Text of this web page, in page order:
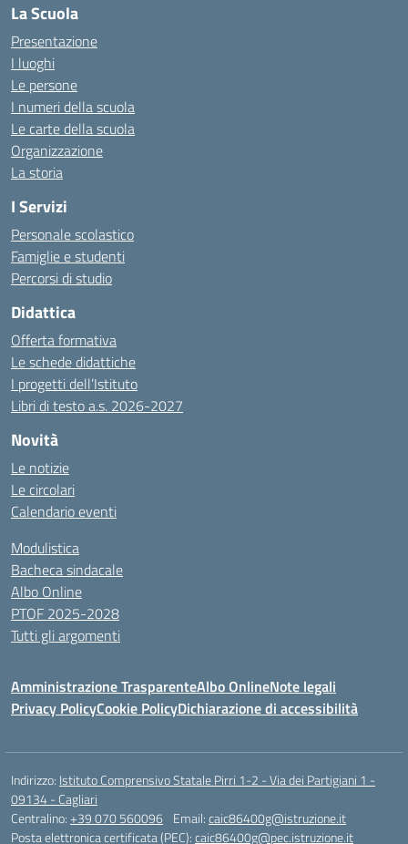
La Scuola
Presentazione
I luoghi
Le persone
I numeri della scuola
Le carte della scuola
Organizzazione
La storia
I Servizi
Personale scolastico
Famiglie e studenti
Percorsi di studio
Didattica
Offerta formativa
Le schede didattiche
I progetti dell’Istituto
Libri di testo a.s. 2026-2027
Novità
Le notizie
Le circolari
Calendario eventi
Modulistica
Bacheca sindacale
Albo Online
PTOF 2025-2028
Tutti gli argomenti
Amministrazione TrasparenteAlbo OnlineNote legali
Privacy PolicyCookie PolicyDichiarazione di accessibilità
Indirizzo: Istituto Comprensivo Statale Pirri 1-2 - Via dei Partigiani 1 -
09134 - Cagliari
Centralino:+39 070 560096 Email:caic86400g@istruzione.it
Posta elettronica certificata (PEC):caic86400g@pec.istruzione.it